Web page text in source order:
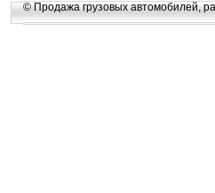
© Продажа грузовых автомобилей,